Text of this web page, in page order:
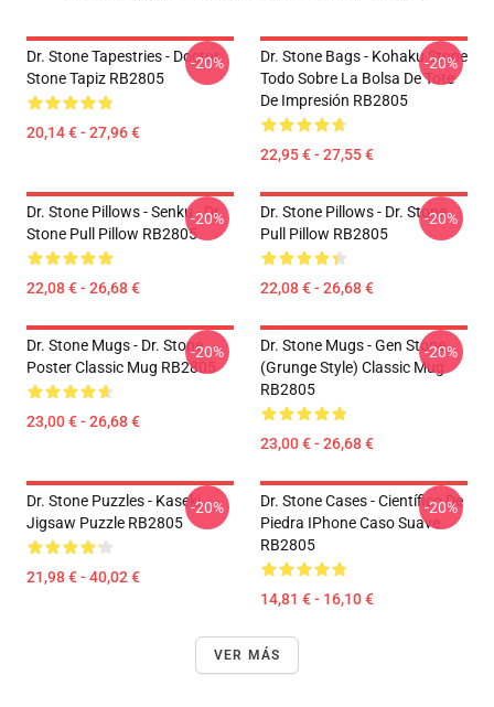
Dr. Stone Tapestries - Doctor
Stone Tapiz RB2805
20,14 € - 27,96 €
-20%
Dr. Stone Bags - Kohaku Stone
Todo Sobre La Bolsa De Tote
De Impresión RB2805
22,95 € - 27,55 €
-20%
Dr. Stone Pillows - Senku - Dr.
Stone Pull Pillow RB2805
22,08 € - 26,68 €
-20%
Dr. Stone Pillows - Dr. Stone
Pull Pillow RB2805
22,08 € - 26,68 €
-20%
Dr. Stone Mugs - Dr. Stone
Poster Classic Mug RB2805
23,00 € - 26,68 €
-20%
Dr. Stone Mugs - Gen Stone
(Grunge Style) Classic Mug
RB2805
23,00 € - 26,68 €
-20%
Dr. Stone Puzzles - Kaseki
Jigsaw Puzzle RB2805
21,98 € - 40,02 €
-20%
Dr. Stone Cases - Científico De
Piedra IPhone Caso Suave
RB2805
14,81 € - 16,10 €
-20%
VER MÁS